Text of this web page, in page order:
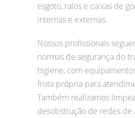
esgoto, ralos e caixas de
internas e externas.
Nossos profissionais
normas de segurança do
higiene, com
frota própria para
Também realizamos
desobstrução de redes de